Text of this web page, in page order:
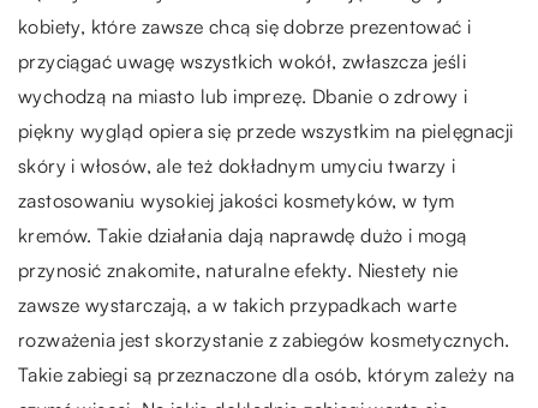
kobiety, które zawsze chcą się dobrze prezentować i
przyciągać uwagę wszystkich wokół, zwłaszcza jeśli
wychodzą na miasto lub imprezę. Dbanie o zdrowy i
piękny wygląd opiera się przede wszystkim na pielęgnacji
skóry i włosów, ale też dokładnym umyciu twarzy i
zastosowaniu wysokiej jakości kosmetyków, w tym
kremów. Takie działania dają naprawdę dużo i mogą
przynosić znakomite, naturalne efekty. Niestety nie
zawsze wystarczają, a w takich przypadkach warte
rozważenia jest skorzystanie z zabiegów kosmetycznych.
Takie zabiegi są przeznaczone dla osób, którym zależy na